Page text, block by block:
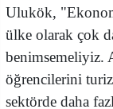
Ulukök,
ülke olarak çok
benimsemeliyiz.
öğrencilerini
sektörde daha